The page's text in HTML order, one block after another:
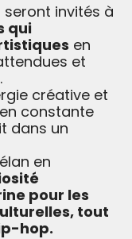
seront invités à
qui
en
et
créative et
constante
dans un
en
pour les
tout
hop.